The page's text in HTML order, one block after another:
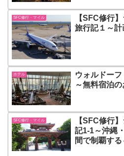
SFC修行・マイル
【SFC修行
旅行記１～計
ホテル
ウォルドー
～無料宿泊
SFC修行・マイル
【SFC修行
記1-1～沖縄
間で制覇する